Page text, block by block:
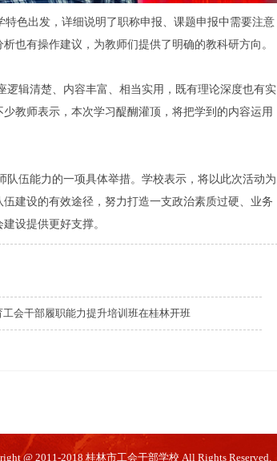
色出发，详细说明了职称申报、课题申报中需要注意
也有操作建议，为教师们提供了明确的教科研方向。
辑清楚、内容丰富、相当实用，既有理论深度也有实
教师表示，本次学习醍醐灌顶，将把学到的内容运用
伍能力的一项具体举措。学校表示，将以此次活动为
建设的有效途径，努力打造一支政治素质过硬、业务
设提供更好支撑。
会干部履职能力提升培训班在桂林开班
@ 2011-2018 桂林市工会干部学校 All Rights Reserved.